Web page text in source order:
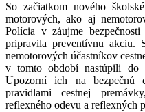
So začiatkom nového
motorových, ako aj
Polícia v záujme bezpečnosti
pripravila preventívnu akciu.
nemotorových účastníkov
v tomto období nastúpili do
Upozorní ich na bezpečnú
pravidlami cestnej
reflexného odevu a reflexných